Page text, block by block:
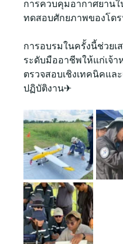
การควบคุมอากาศยาน
ทดสอบศักยภาพของโ
การอบรมในครั้งนี้ช่วย
ระดับมืออาชีพให้แก่เจ้า
ตรวจสอบเชิงเทคนิคแล
ปฏิบัติงาน✈